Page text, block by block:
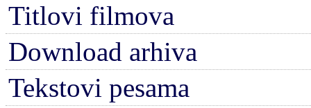
Titlovi filmova
Download arhiva
Tekstovi pesama